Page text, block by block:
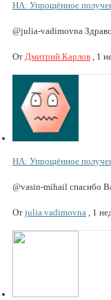
НА: Упрощённое
@julia-vadimovna
От Дмитрий Карлов 1
НА: Упрощённое
@vasin-mihail спасибо
От julia.vadimovna 1